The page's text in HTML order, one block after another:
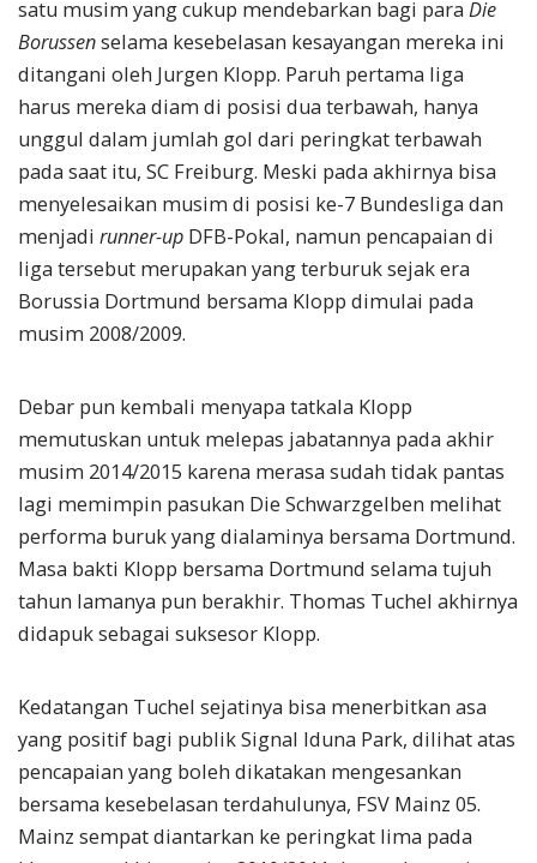
satu musim yang cukup mendebarkan bagi para Die
Borussenselama kesebelasan kesayangan mereka ini
ditangani oleh Jurgen Klopp. Paruh pertama liga
harus mereka diam di posisi dua terbawah, hanya
unggul dalam jumlah gol dari peringkat terbawah
pada saat itu, SC Freiburg. Meski pada akhirnya bisa
menyelesaikan musim di posisi ke-7 Bundesliga dan
menjadi runner-up DFB-Pokal, namun pencapaian di
liga tersebut merupakan yang terburuk sejak era
Borussia Dortmund bersama Klopp dimulai pada
musim 2008/2009.
Debar pun kembali menyapa tatkala Klopp
memutuskan untuk melepas jabatannya pada akhir
musim 2014/2015 karena merasa sudah tidak pantas
lagi memimpin pasukan Die Schwarzgelben melihat
performa buruk yang dialaminya bersama Dortmund.
Masa bakti Klopp bersama Dortmund selama tujuh
tahun lamanya pun berakhir. Thomas Tuchel akhirnya
didapuk sebagai suksesor Klopp.
Kedatangan Tuchel sejatinya bisa menerbitkan asa
yang positif bagi publik Signal Iduna Park, dilihat atas
pencapaian yang boleh dikatakan mengesankan
bersama kesebelasan terdahulunya, FSV Mainz 05.
Mainz sempat diantarkan ke peringkat lima pada